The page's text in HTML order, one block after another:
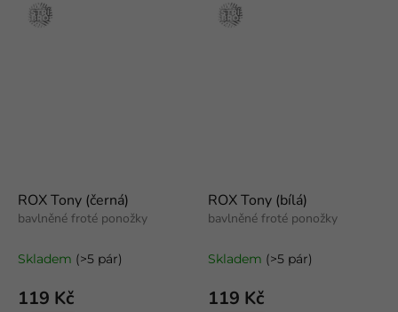
Stříbro
ROX Tony (černá)
bavlněné froté ponožky
Skladem (>5 pár)
119 Kč
Stříbro
ROX Tony (bílá)
bavlněné froté ponožky
Skladem (>5 pár)
119 Kč